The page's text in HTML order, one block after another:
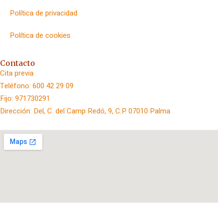
Política de privacidad
Política de cookies
Contacto
Cita previa
Teléfono: 600 42 29 09
Fijo: 971730291
Dirección: Del, C. del Camp Redó, 9, C.P. 07010 Palma